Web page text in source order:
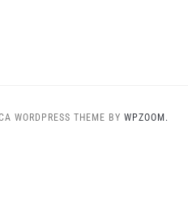
WORDPRESS THEME BY WPZOOM.